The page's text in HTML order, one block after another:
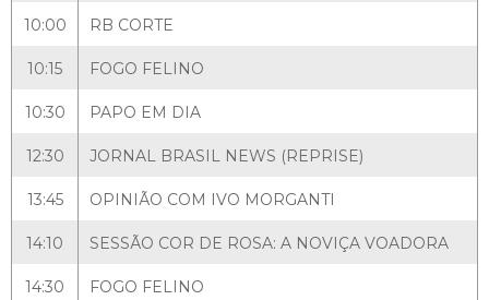
10:00 RB CORTE
10:15 FOGO FELINO
10:30 PAPO EM DIA
12:30 JORNAL BRASIL NEWS (REPRISE)
13:45 OPINIÃO COM IVO MORGANTI
14:10 SESSÃO COR DE ROSA: A NOVIÇA VOADORA
14:30 FOGO FELINO